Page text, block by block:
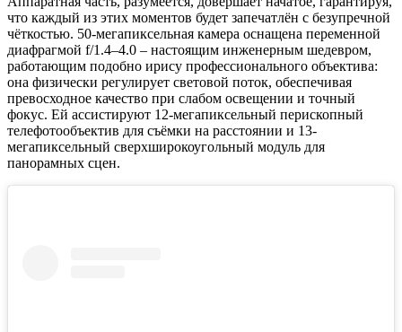
что каждый из этих моментов будет запечатлён с безупречной
чёткостью. 50-мегапиксельная камера оснащена переменной
диафрагмой f/1.4–4.0 – настоящим инженерным шедевром,
работающим подобно ирису профессионального объектива:
она физически регулирует световой поток, обеспечивая
превосходное качество при слабом освещении и точный
фокус. Ей ассистируют 12-мегапиксельный перископный
телефотообъектив для съёмки на расстоянии и 13-
мегапиксельный сверхширокоугольный модуль для
панорамных сцен.